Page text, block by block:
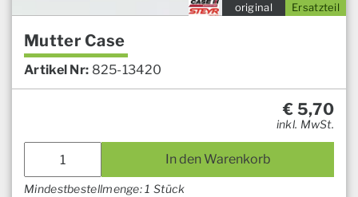
Ersatzteil
original
Mutter Case
Artikel Nr: 825-13420
€ 5,70
inkl. MwSt.
In den Warenkorb
Mindestbestellmenge: 1 Stück